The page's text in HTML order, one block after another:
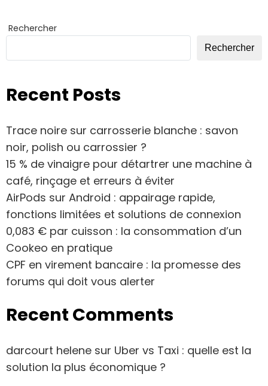
Rechercher
Rechercher
Recent Posts
Trace noire sur carrosserie blanche : savon
noir, polish ou carrossier ?
15 % de vinaigre pour détartrer une machine à
café, rinçage et erreurs à éviter
AirPods sur Android : appairage rapide,
fonctions limitées et solutions de connexion
0,083 € par cuisson : la consommation d’un
Cookeo en pratique
CPF en virement bancaire : la promesse des
forums qui doit vous alerter
Recent Comments
darcourt helene sur Uber vs Taxi : quelle est la
solution la plus économique ?